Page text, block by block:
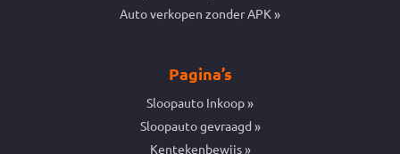
Auto verkopen zonder APK
Pagina’s
Sloopauto Inkoop
Sloopauto gevraagd
Kentekenbewijs